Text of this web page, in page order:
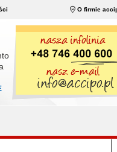
O firmie